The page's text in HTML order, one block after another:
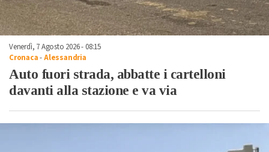
Venerdì, 7 Agosto 2026 - 08:15
Cronaca-Alessandria
Auto fuori strada, abbatte i cartelloni
davanti alla stazione e va via